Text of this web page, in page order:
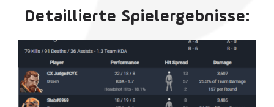
Detaillierte Spielergebnisse: